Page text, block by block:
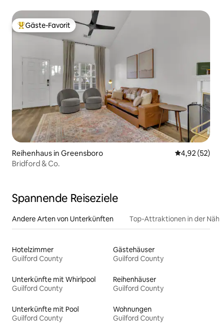
Beliebter Gäste-Favorit.
Gäste-Favorit
Reihenhaus in Greensboro
4,92 (52)
Bridford & Co.
Spannende Reiseziele
Andere Arten von Unterkünften Top-Attraktionen in der
Hotelzimmer
Guilford County
Gästehäuser
Guilford County
Unterkünfte mit Whirlpool
Guilford County
Reihenhäuser
Guilford County
Unterkünfte mit Pool
Guilford County
Wohnungen
Guilford County